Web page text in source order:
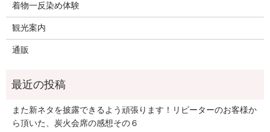
着物一反染め体験
観光案内
通販
また新ネタを披露できるよう頑張ります！リピーターのお客様か
ら頂いた、炭火会席の感想その６